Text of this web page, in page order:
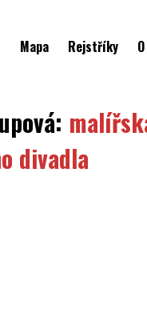
Mapa Rejstříky
divadla